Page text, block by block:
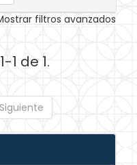
filtros avanzados
1 de 1.
Siguiente